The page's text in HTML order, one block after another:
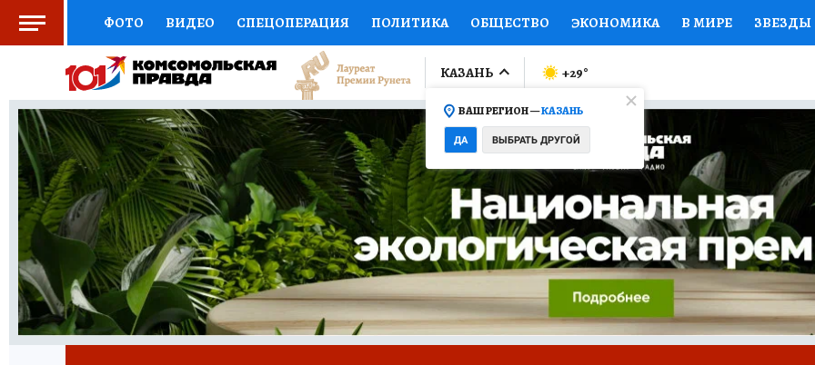
ФОТО ВИДЕО СПЕЦОПЕРАЦИЯ ПОЛИТИКА ОБЩЕСТВО ЭКОНОМИКА В МИРЕ ЗВЕЗДЫ
СОЦПОДДЕРЖКА НАУКА СПОРТ КОЛУМНИСТЫ ПРОИСШЕСТВИЯ
ВЫБОР ЭКСПЕРТОВ ДОКТОР ФИНАНСЫ ОТКРЫВАЕМ МИР Я ЗНАЮ СЕМЬЯ ЖЕНСКИЕ
КНИЖНАЯ ПОЛКА ПРОГНОЗЫ НА СПОРТ ПРОМОКОДЫ СЕРИАЛЫ СПЕЦПРОЕКТЫ
ПРЕСС-ЦЕНТР НЕДВИЖИМОСТЬ ТЕЛЕВИЗОР КОЛЛЕКЦИИ КОНКУРСЫ РАБОТА У НАС
РАДИО КП РЕКЛАМА ТЕСТЫ НОВОЕ НА САЙТЕ
КАЗАНЬ
ВАШ РЕГИОН —КАЗАНЬ
ДА ВЫБРАТЬ ДРУГОЙ
+29°